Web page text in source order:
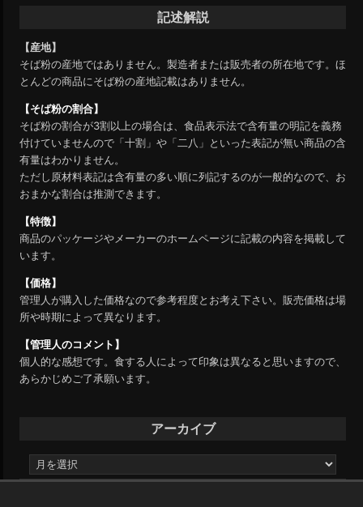
記述解説
【産地】
そば粉の産地ではありません。製造者または販売者の所在地です。ほ
とんどの商品にそば粉の産地記載はありません。
【そば粉の割合】
そば粉の割合が3割以上の場合は、食品表示法で含有量の明記を義務
付けていませんので「十割」や「二八」といった表記が無い商品の含
有量はわかりません。
ただし原材料表記は含有量の多い順に列記するのが一般的なので、お
おまかな割合は推測できます。
【特徴】
商品のパッケージやメーカーのホームページに記載の内容を掲載して
います。
【価格】
管理人が購入した価格なので参考程度とお考え下さい。販売価格は場
所や時期によって異なります。
【管理人のコメント】
個人的な感想です。食する人によって印象は異なると思いますので、
あらかじめご了承願います。
アーカイブ
ア
ー